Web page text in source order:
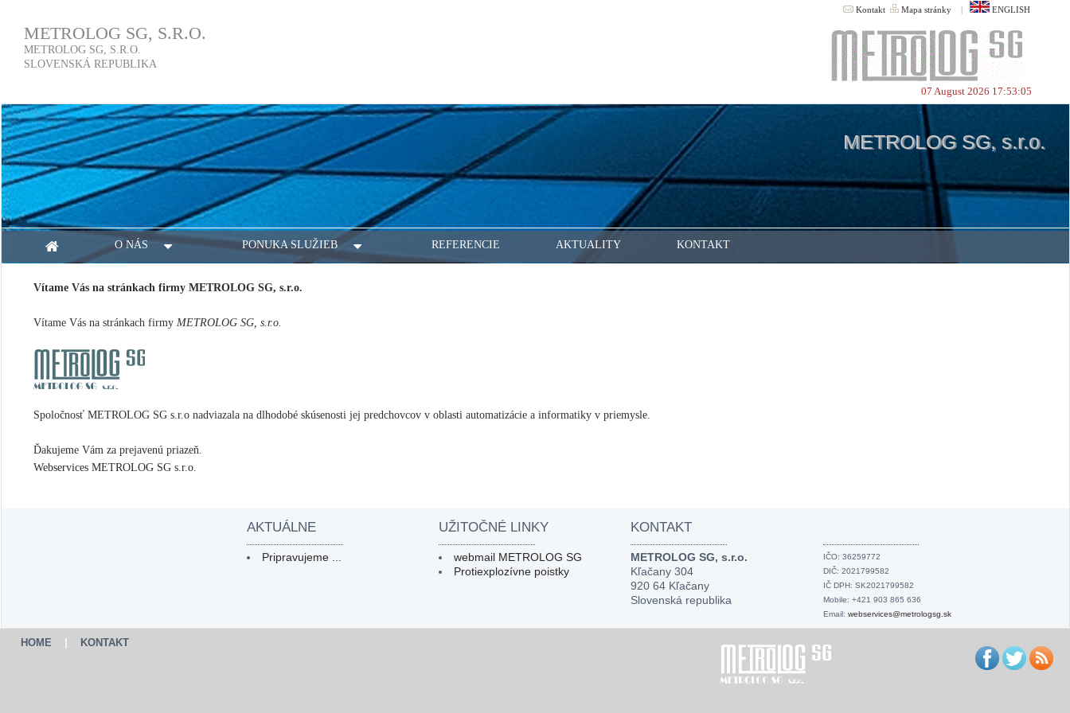
METROLOG SG, S.R.O.
METROLOG SG, S.R.O.
SLOVENSKÁ REPUBLIKA
Kontakt Mapa stránky | ENGLISH
07 August 2026 17:53:05
METROLOG SG, s.r.o.
O NÁS PONUKA SLUŽIEB REFERENCIE AKTUALITY KONTAKT
Vítame Vás na stránkach firmy METROLOG SG, s.r.o.
Vítame Vás na stránkach firmy METROLOG SG, s.r.o.
Spoločnosť METROLOG SG s.r.o nadviazala na dlhodobé skúsenosti jej predchovcov v oblasti automatizácie a informatiky v priemysle.
Ďakujeme Vám za prejavenú priazeň.
Webservices METROLOG SG s.r.o.
AKTUÁLNE
Pripravujeme ...
UŽITOČNÉ LINKY
webmail METROLOG SG
Protiexplozívne poistky
KONTAKT
METROLOG SG, s.r.o.
Kľačany 304
920 64 Kľačany
Slovenská republika
IČO: 36259772
DIČ: 2021799582
IČ DPH: SK2021799582
Mobile: +421 903 865 636
Email: webservices@metrologsg.sk
HOME KONTAKT